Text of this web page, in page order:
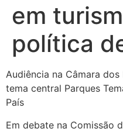
em
política
Audiência na Câmara
tema central Parques
País
Em debate na Comissão